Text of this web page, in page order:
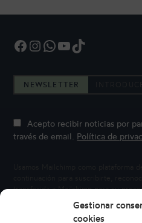
Gestionar
cookies
Facebook InstagramWhatsApp YouTube TikTok
NEWSLETTER
Acepto recibir noticias por
través de email. Política de
transferida a Mailchimp para su